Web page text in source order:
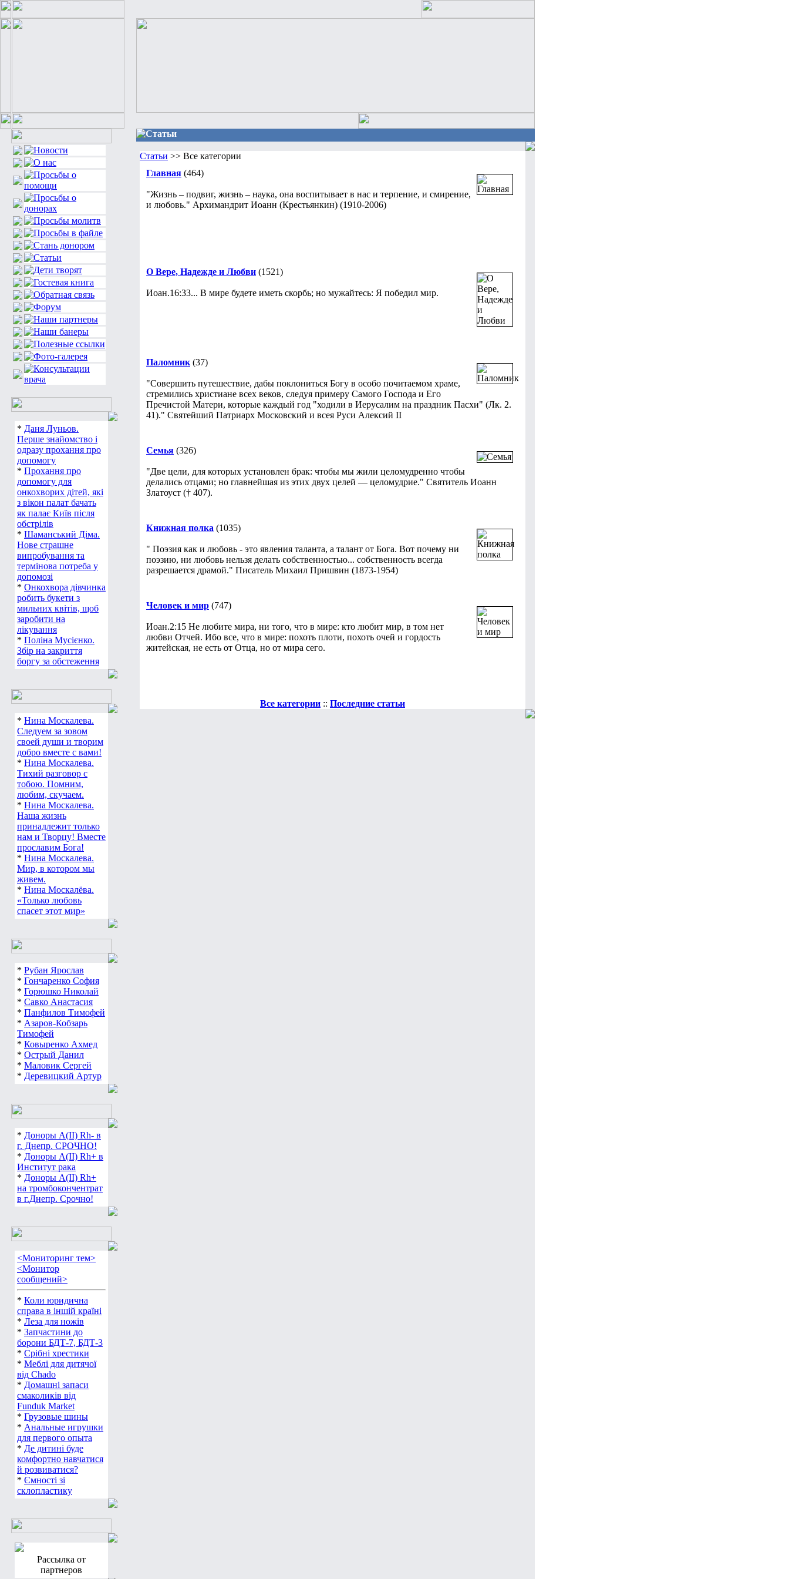
* Даня Луньов.
Перше знайомство і
одразу прохання про
допомогу
* Прохання про
допомогу для
онкохворих дітей, які
з вікон палат бачать
як палає Київ після
обстрілів
* Шаманський Діма.
Нове страшне
випробування та
термінова потреба у
допомозі
* Онкохвора дівчинка
робить букети з
мильних квітів, щоб
заробити на
лікування
* Поліна Мусієнко.
Збір на закриття
боргу за обстеження
* Нина Москалева.
Следуем за зовом
своей души и творим
добро вместе с вами!
* Нина Москалева.
Тихий разговор с
тобою. Помним,
любим, скучаем.
* Нина Москалева.
Наша жизнь
принадлежит только
нам и Творцу! Вместе
прославим Бога!
* Нина Москалева.
Мир, в котором мы
живем.
* Нина Москалёва.
«Только любовь
спасет этот мир»
* Рубан Ярослав
* Гончаренко София
* Горюшко Николай
* Савко Анастасия
* Панфилов Тимофей
* Азаров-Кобзарь
Тимофей
* Ковыренко Ахмед
* Острый Данил
* Маловик Сергей
* Деревицкий Артур
* Доноры А(ІІ) Rh- в
г. Днепр. СРОЧНО!
* Доноры А(ІІ) Rh+ в
Институт рака
* Доноры А(ІІ) Rh+
на тромбокончентрат
в г.Днепр. Срочно!
<Мониторинг тем>
<Монитор
сообщений>
* Коли юридична
справа в іншій країні
* Леза для ножів
* Запчастини до
борони БДТ-7, БДТ-3
* Срібні хрестики
* Меблі для дитячої
від Chado
* Домашні запаси
смаколиків від
Funduk Market
* Грузовые шины
* Анальные игрушки
для первого опыта
* Де дитині буде
комфортно навчатися
й розвиватися?
* Ємності зі
склопластику
Рассылка от
партнеров
Статьи
Статьи >> Все категории
Главная (464)
"Жизнь – подвиг, жизнь – наука, она воспитывает в нас и терпение, и смирение,
и любовь." Архимандрит Иоанн (Крестьянкин) (1910-2006)
О Вере, Надежде и Любви (1521)
Иоан.16:33... В мире будете иметь скорбь; но мужайтесь: Я победил мир.
Паломник (37)
"Совершить путешествие, дабы поклониться Богу в особо почитаемом храме,
стремились христиане всех веков, следуя примеру Самого Господа и Его
Пречистой Матери, которые каждый год "ходили в Иерусалим на праздник Пасхи" (Лк. 2.
41)." Святейший Патриарх Московский и всея Руси Алексий II
Семья (326)
"Две цели, для которых установлен брак: чтобы мы жили целомудренно чтобы
делались отцами; но главнейшая из этих двух целей — целомудрие." Святитель Иоанн
Златоуст († 407).
Книжная полка (1035)
" Поэзия как и любовь - это явления таланта, а талант от Бога. Вот почему ни
поэзию, ни любовь нельзя делать собственностью... собственность всегда
разрешается драмой." Писатель Михаил Пришвин (1873-1954)
Человек и мир (747)
Иоан.2:15 Не любите мира, ни того, что в мире: кто любит мир, в том нет
любви Отчей. Ибо все, что в мире: похоть плоти, похоть очей и гордость
житейская, не есть от Отца, но от мира сего.
Все категории :: Последние статьи